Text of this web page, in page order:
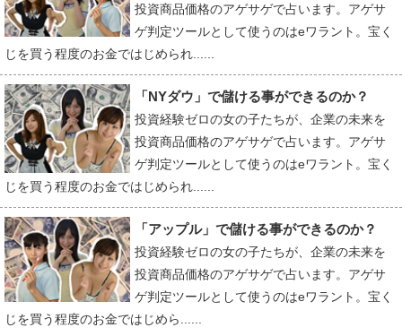
投資商品価格のアゲサゲで占います。アゲサ
ゲ判定ツールとして使うのはeワラント。宝く
じを買う程度のお金ではじめられ......
「NYダウ」で儲ける事ができるのか？
投資経験ゼロの女の子たちが、企業の未来を
投資商品価格のアゲサゲで占います。アゲサ
ゲ判定ツールとして使うのはeワラント。宝く
じを買う程度のお金ではじめられ......
「アップル」で儲ける事ができるのか？
投資経験ゼロの女の子たちが、企業の未来を
投資商品価格のアゲサゲで占います。アゲサ
ゲ判定ツールとして使うのはeワラント。宝く
じを買う程度のお金ではじめら......